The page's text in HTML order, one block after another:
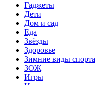
Гаджеты
Дети
Дом и сад
Еда
Звёзды
Здоровье
Зимние виды спорта
ЗОЖ
Игры